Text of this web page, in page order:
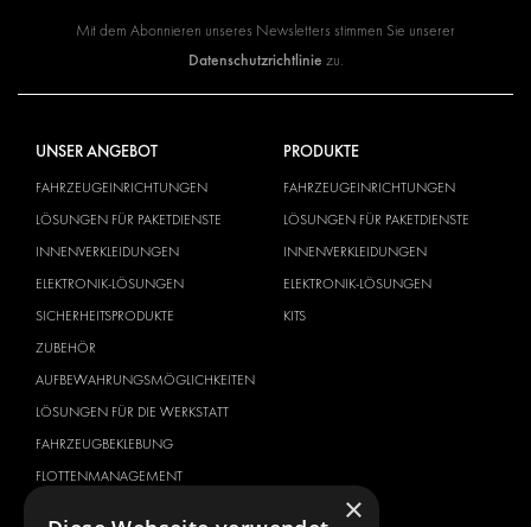
Mit dem Abonnieren unseres Newsletters stimmen Sie unserer
Datenschutzrichtlinie zu.
UNSER ANGEBOT
FAHRZEUGEINRICHTUNGEN
LÖSUNGEN FÜR PAKETDIENSTE
INNENVERKLEIDUNGEN
ELEKTRONIK-LÖSUNGEN
SICHERHEITSPRODUKTE
ZUBEHÖR
AUFBEWAHRUNGSMÖGLICHKEITEN
LÖSUNGEN FÜR DIE WERKSTATT
FAHRZEUGBEKLEBUNG
FLOTTENMANAGEMENT
PRODUKTE
FAHRZEUGEINRICHTUNGEN
LÖSUNGEN FÜR PAKETDIENSTE
INNENVERKLEIDUNGEN
ELEKTRONIK-LÖSUNGEN
KITS
×